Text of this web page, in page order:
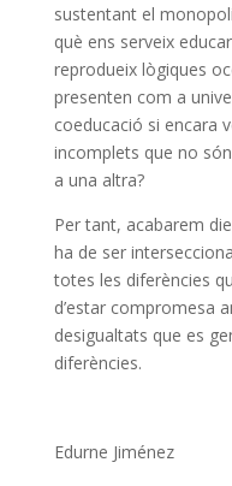
sustentant el
què ens serveix
reprodueix lògiques
presenten com a
coeducació si encara
incomplets que no
a una altra?
Per tant, acabarem
ha de ser
totes les diferències
d’estar compromesa
desigualtats que es
diferències.
Edurne Jiménez